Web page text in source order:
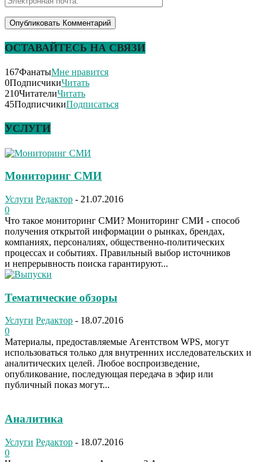
ОСТАВАЙТЕСЬ НА СВЯЗИ
167ФанатыМне нравится
0ПодписчикиЧитать
210ЧитателиЧитать
45ПодписчикиПодписаться
УСЛУГИ
Мониторинг СМИ
Услуги Редактор - 21.07.2016
0
Что такое мониторинг СМИ? Мониторинг СМИ - способ
получения открытой информации о рынках, брендах,
компаниях, персоналиях, общественно-политических
процессах и событиях. Правильный выбор источников
и непрерывность поиска гарантируют...
Тематические обзоры
Услуги Редактор - 18.07.2016
0
Материалы, предоставляемые Агентством WPS, могут
использоваться только для внутренних исследовательских и
аналитических целей. Любое воспроизведение,
опубликование, последующая передача в эфир или
публичный показ могут...
Аналитика
Услуги Редактор - 18.07.2016
0